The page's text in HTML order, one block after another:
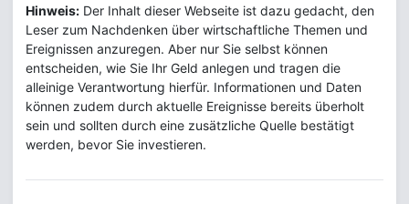
Hinweis: Der Inhalt dieser Webseite ist dazu gedacht, den
Leser zum Nachdenken über wirtschaftliche Themen und
Ereignissen anzuregen. Aber nur Sie selbst können
entscheiden, wie Sie Ihr Geld anlegen und tragen die
alleinige Verantwortung hierfür. Informationen und Daten
können zudem durch aktuelle Ereignisse bereits überholt
sein und sollten durch eine zusätzliche Quelle bestätigt
werden, bevor Sie investieren.